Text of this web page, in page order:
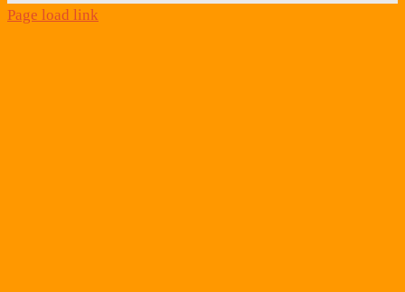
Page load link